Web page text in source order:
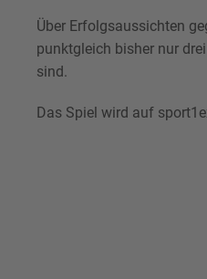
Über Erfolgsaussichten
punktgleich bisher nur
sind.
Das Spiel wird auf